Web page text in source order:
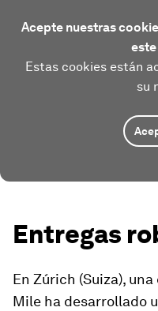
Acepte nuestras
Estas cookies están
su
Entregas
En Zúrich (Suiza),
Mile ha desarrollado